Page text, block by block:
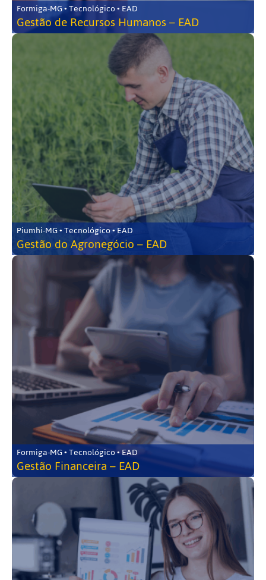
Formiga-MG • Tecnológico • EAD
Gestão de Recursos Humanos – EAD
Piumhi-MG • Tecnológico • EAD
Gestão do Agronegócio – EAD
Formiga-MG • Tecnológico • EAD
Gestão Financeira – EAD